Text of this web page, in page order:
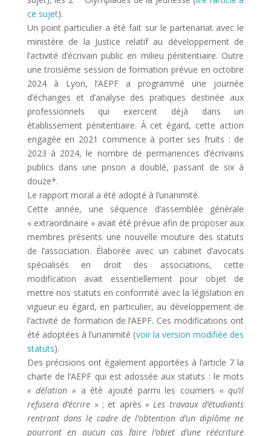
ce sujet).
Un point particulier a été fait sur le partenariat avec le
ministère de la Justice relatif au développement de
l’activité d’écrivain public en milieu pénitentiaire. Outre
une troisième session de formation prévue en octobre
2024 à Lyon, l’AEPF a programmé une journée
d’échanges et d’analyse des pratiques destinée aux
professionnels qui exercent déjà dans un
établissement pénitentiaire. À cet égard, cette action
engagée en 2021 commence à porter ses fruits : de
2023 à 2024, le nombre de permanences d’écrivains
publics dans une prison a doublé, passant de six à
douze*.
Le rapport moral a été adopté à l’unanimité.
Cette année, une séquence d’assemblée générale
« extraordinaire » avait été prévue afin de proposer aux
membres présents une nouvelle mouture des statuts
de l’association. Élaborée avec un cabinet d’avocats
spécialisés en droit des associations, cette
modification avait essentiellement pour objet de
mettre nos statuts en conformité avec la législation en
vigueur eu égard, en particulier, au développement de
l’activité de formation de l’AEPF. Ces modifications ont
été adoptées à l’unanimité (voir la version modifiée des
statuts).
Des précisions ont également apportées à l’article 7 la
charte de l’AEPF qui est adossée aux statuts : le mots
« délation » a été ajouté parmi les courriers « qu’il
refusera d’écrire » ; et après« Les travaux d’étudiants
rentrant dans le cadre de l’obtention d’un diplôme ne
pourront en aucun cas faire l’objet d’une réécriture